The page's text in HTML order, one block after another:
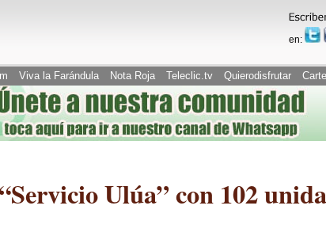
en:
Viva la Farándula Nota Roja Teleclic.tv Quierodisfrutar
Ulúa” con 102